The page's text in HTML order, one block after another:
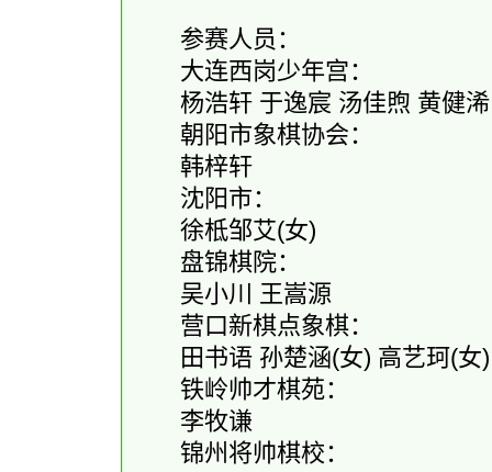
参赛人员：
大连西岗少年宫：
杨浩轩 于逸宸 汤佳煦 黄健浠
朝阳市象棋协会：
韩梓轩
沈阳市：
徐柢邹艾(女)
盘锦棋院：
吴小川 王嵩源
营口新棋点象棋：
田书语 孙楚涵(女) 高艺珂(女)
铁岭帅才棋苑：
李牧谦
锦州将帅棋校：